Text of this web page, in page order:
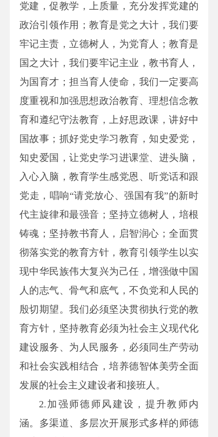
党建，促教学，上质量，充分发挥党建的
政治引领作用； 教育是党之大计，我们要
牢记主责，立德树人，为党育人；教育是
国之大计，我们要牢记主业，教书育人，
为国育才；担当育人使命，我们一定要高
度重视和加强思想政治教育、理想信念教
育和遵纪守法教育，上好思政课，讲好中
国故事；抓好党史学习教育，知史爱党，
知史爱国，让党史学习进课堂、进头脑，
入心入脑，教育学生感党恩、听党话和跟
党走，唱响“请党放心、强国有我”的新时
代主旋律和最强音；坚持立德树人，培根
铸魂；坚持教书育人，启智润心；全面贯
彻落实党的教育方针，教育引领学生以实
现中华民族伟大复兴为己任，增强做中国
人的志气、骨气和底气，不负党和人民的
殷切期望。我们必须坚决贯彻执行党的教
育方针，坚持教育必须为社会主义现代化
建设服务、为人民服务，必须同生产劳动
和社会实践相结合，培养德智体美劳全面
发展的社会主义建设者和接班人。
2.加强师德师风建设，提升教师内
涵。多渠道、多层次开展形式多样的师德